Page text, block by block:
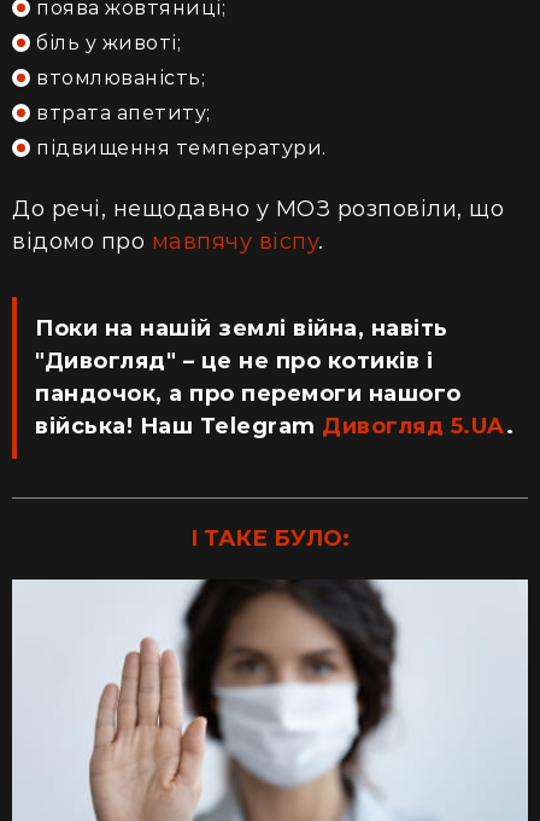
поява жовтяниці;
біль у животі;
втомлюваність;
втрата апетиту;
підвищення температури.
До речі, нещодавно у МОЗ розповіли, що
відомо про мавпячу віспу.
Поки на нашій землі війна, навіть
"Дивогляд" – це не про котиків і
пандочок, а про перемоги нашого
війська! Наш Telegram Дивогляд 5.UA.
І ТАКЕ БУЛО: